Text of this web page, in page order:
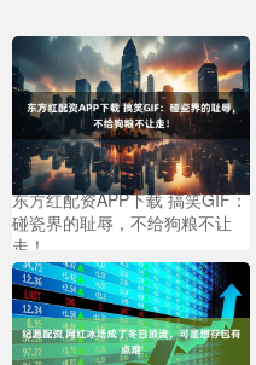
东方红配资APP下载 搞笑GIF：
碰瓷界的耻辱，不给狗粮不让
走！